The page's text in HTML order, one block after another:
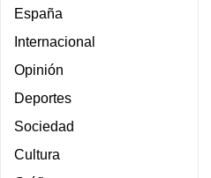
España
Internacional
Opinión
Deportes
Sociedad
Cultura